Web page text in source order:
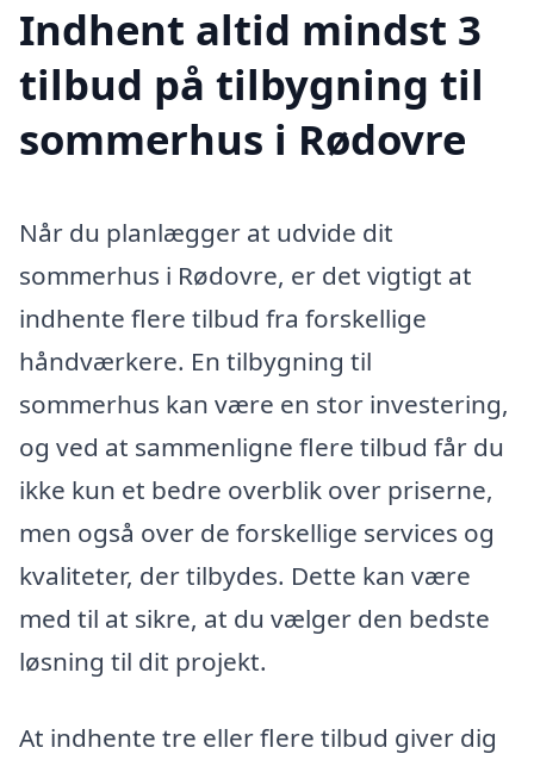
Indhent altid mindst 3
tilbud på tilbygning til
sommerhus i Rødovre
Når du planlægger at udvide dit
sommerhus i Rødovre, er det vigtigt at
indhente flere tilbud fra forskellige
håndværkere. En tilbygning til
sommerhus kan være en stor investering,
og ved at sammenligne flere tilbud får du
ikke kun et bedre overblik over priserne,
men også over de forskellige services og
kvaliteter, der tilbydes. Dette kan være
med til at sikre, at du vælger den bedste
løsning til dit projekt.
At indhente tre eller flere tilbud giver dig